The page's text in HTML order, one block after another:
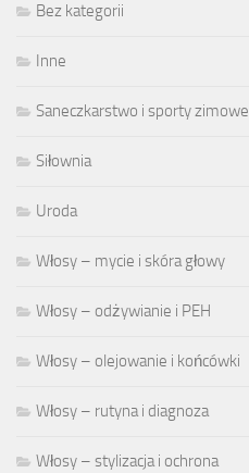
Bez kategorii
Inne
Saneczkarstwo i sporty zimowe
Siłownia
Uroda
Włosy – mycie i skóra głowy
Włosy – odżywianie i PEH
Włosy – olejowanie i końcówki
Włosy – rutyna i diagnoza
Włosy – stylizacja i ochrona